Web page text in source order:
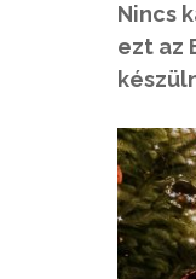
Nincs
ezt az